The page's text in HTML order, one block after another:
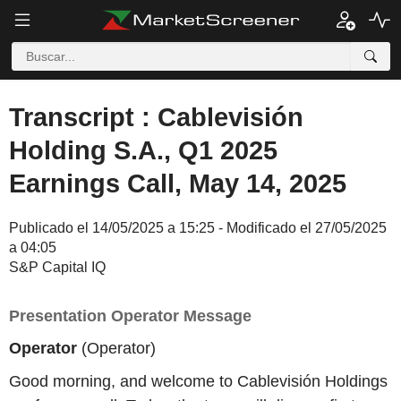
Transcript : Cablevisión
Holding S.A., Q1 2025
Earnings Call, May 14, 2025
Publicado el 14/05/2025 a 15:25 - Modificado el 27/05/2025
a 04:05
S&P Capital IQ
Presentation Operator Message
Operator (Operator)
Good morning, and welcome to Cablevisión Holdings